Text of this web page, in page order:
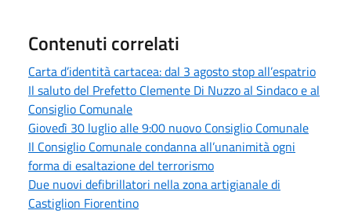
Contenuti correlati
Carta d’identità cartacea: dal 3 agosto stop all’espatrio
Il saluto del Prefetto Clemente Di Nuzzo al Sindaco e al
Consiglio Comunale
Giovedì 30 luglio alle 9:00 nuovo Consiglio Comunale
Il Consiglio Comunale condanna all’unanimità ogni
forma di esaltazione del terrorismo
Due nuovi defibrillatori nella zona artigianale di
Castiglion Fiorentino